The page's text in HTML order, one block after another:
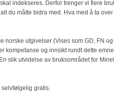
indekseres. Derfor trenger vi flere
du måtte bidra med. Hva med å ta
norske utgivelser (Vises som GD, FN
kompetanse og innsikt rundt dette
slik utvidelse av bruksområdet for
gratis.